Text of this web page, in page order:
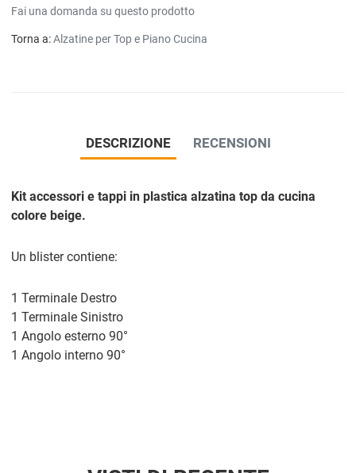
Fai una domanda su questo prodotto
Torna a:Alzatine per Top e Piano Cucina
DESCRIZIONE RECENSIONI
Kit accessori e tappi in plastica alzatina top da cucina
colore beige.
Un blister contiene:
1 Terminale Destro
1 Terminale Sinistro
1 Angolo esterno 90°
1 Angolo interno 90°